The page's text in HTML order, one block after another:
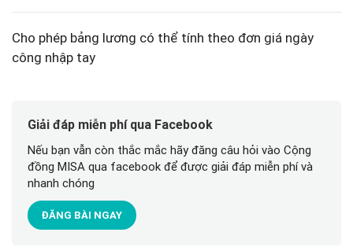
Cho phép bảng lương có thể tính theo đơn giá ngày
công nhập tay
Giải đáp miễn phí qua Facebook
Nếu bạn vẫn còn thắc mắc hãy đăng câu hỏi vào Cộng
đồng MISA qua facebook để được giải đáp miễn phí và
nhanh chóng
ĐĂNG BÀI NGAY